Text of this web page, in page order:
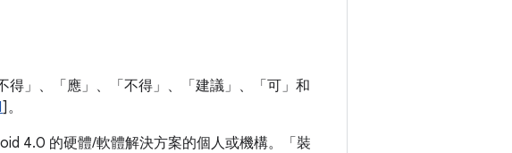
」、「應」、「不得」、「建議」、「可」和
]。
4.0 的硬體/軟體解決方案的個人或機構。「裝